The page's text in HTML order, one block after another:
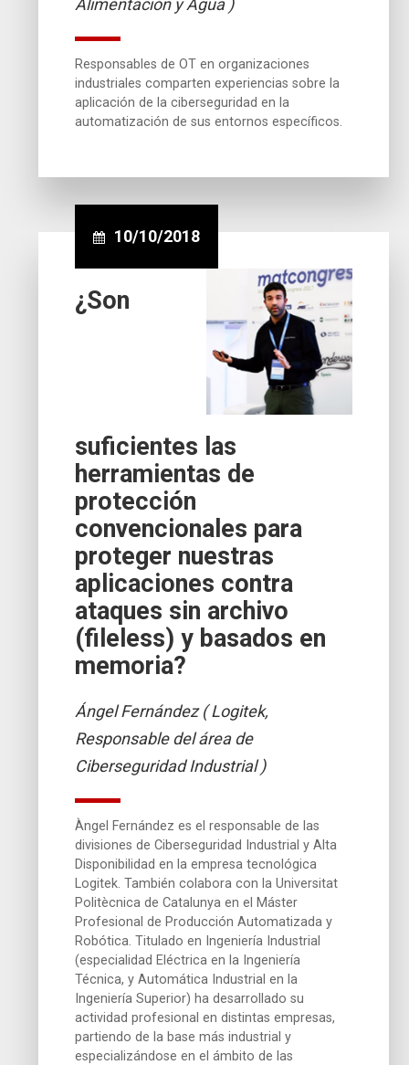
Responsables de OT en organizaciones
industriales comparten experiencias sobre la
aplicación de la ciberseguridad en la
automatización de sus entornos específicos.
10/10/2018
¿Son
suficientes las
herramientas de
protección
convencionales para
proteger nuestras
aplicaciones contra
ataques sin archivo
(fileless) y basados en
memoria?
Ángel Fernández ( Logitek,
Responsable del área de
Ciberseguridad Industrial )
Àngel Fernández es el responsable de las
divisiones de Ciberseguridad Industrial y Alta
Disponibilidad en la empresa tecnológica
Logitek. También colabora con la Universitat
Politècnica de Catalunya en el Máster
Profesional de Producción Automatizada y
Robótica. Titulado en Ingeniería Industrial
(especialidad Eléctrica en la Ingeniería
Técnica, y Automática Industrial en la
Ingeniería Superior) ha desarrollado su
actividad profesional en distintas empresas,
partiendo de la base más industrial y
especializándose en el ámbito de las